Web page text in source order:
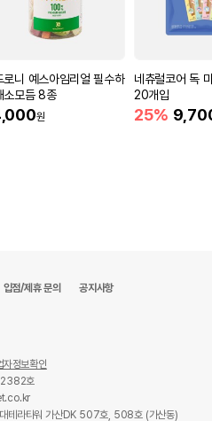
로니 예스아임리얼 필수하
소모듬 8종
원
네츄럴코어 독
20개입
25%
입점/제휴 문의 공지사항
자정보확인
2382호
테라타워 가산DK 507호, 508호 (가산동)